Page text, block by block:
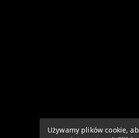
Używamy plików cookie,